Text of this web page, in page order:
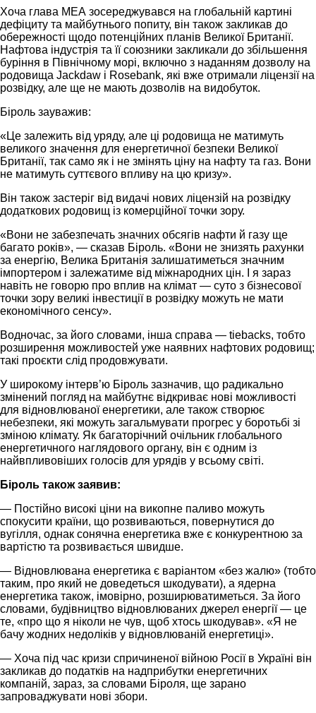
Хоча глава МЕА зосереджувався на глобальній картині
дефіциту та майбутнього попиту, він також закликав до
обережності щодо потенційних планів Великої Британії.
Нафтова індустрія та її союзники закликали до збільшення
буріння в Північному морі, включно з наданням дозволу на
родовища Jackdaw і Rosebank, які вже отримали ліцензії на
розвідку, але ще не мають дозволів на видобуток.
Біроль зауважив:
«Це залежить від уряду, але ці родовища не матимуть
великого значення для енергетичної безпеки Великої
Британії, так само як і не змінять ціну на нафту та газ. Вони
не матимуть суттєвого впливу на цю кризу».
Він також застеріг від видачі нових ліцензій на розвідку
додаткових родовищ із комерційної точки зору.
«Вони не забезпечать значних обсягів нафти й газу ще
багато років», — сказав Біроль. «Вони не знизять рахунки
за енергію, Велика Британія залишатиметься значним
імпортером і залежатиме від міжнародних цін. І я зараз
навіть не говорю про вплив на клімат — суто з бізнесової
точки зору великі інвестиції в розвідку можуть не мати
економічного сенсу».
Водночас, за його словами, інша справа — tiebacks, тобто
розширення можливостей уже наявних нафтових родовищ;
такі проєкти слід продовжувати.
У широкому інтерв’ю Біроль зазначив, що радикально
змінений погляд на майбутнє відкриває нові можливості
для відновлюваної енергетики, але також створює
небезпеки, які можуть загальмувати прогрес у боротьбі зі
зміною клімату. Як багаторічний очільник глобального
енергетичного наглядового органу, він є одним із
найвпливовіших голосів для урядів у всьому світі.
Біроль також заявив:
— Постійно високі ціни на викопне паливо можуть
спокусити країни, що розвиваються, повернутися до
вугілля, однак сонячна енергетика вже є конкурентною за
вартістю та розвивається швидше.
— Відновлювана енергетика є варіантом «без жалю» (тобто
таким, про який не доведеться шкодувати), а ядерна
енергетика також, імовірно, розширюватиметься. За його
словами, будівництво відновлюваних джерел енергії — це
те, «про що я ніколи не чув, щоб хтось шкодував». «Я не
бачу жодних недоліків у відновлюваній енергетиці».
— Хоча під час кризи спричиненої війною Росії в Україні він
закликав до податків на надприбутки енергетичних
компаній, зараз, за словами Біроля, ще зарано
запроваджувати нові збори.